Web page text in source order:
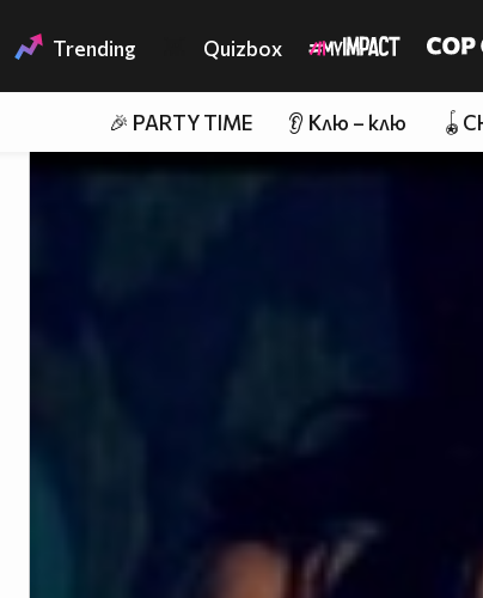
Trending Quizbox
🎉 PARTY TIME 👂 Клю – клю